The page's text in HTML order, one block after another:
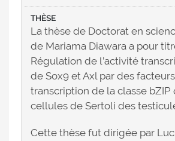
La thèse de Doctorat en
de Mariama Diawara a pour
Régulation de l’activité
de Sox9 et Axl par des
transcription de la classe bZIP
cellules de Sertoli des
Cette thèse fut dirigée par